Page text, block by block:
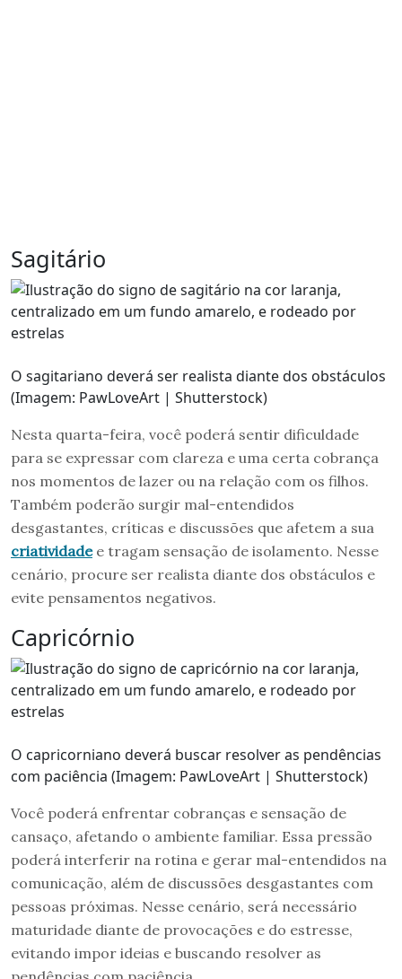
Sagitário
O sagitariano deverá ser realista diante dos obstáculos
(Imagem: PawLoveArt | Shutterstock)
Nesta quarta-feira, você poderá sentir dificuldade
para se expressar com clareza e uma certa cobrança
nos momentos de lazer ou na relação com os filhos.
Também poderão surgir mal-entendidos
desgastantes, críticas e discussões que afetem a sua
criatividadee tragam sensação de isolamento. Nesse
cenário, procure ser realista diante dos obstáculos e
evite pensamentos negativos.
Capricórnio
O capricorniano deverá buscar resolver as pendências
com paciência (Imagem: PawLoveArt | Shutterstock)
Você poderá enfrentar cobranças e sensação de
cansaço, afetando o ambiente familiar. Essa pressão
poderá interferir na rotina e gerar mal-entendidos na
comunicação, além de discussões desgastantes com
pessoas próximas. Nesse cenário, será necessário
maturidade diante de provocações e do estresse,
evitando impor ideias e buscando resolver as